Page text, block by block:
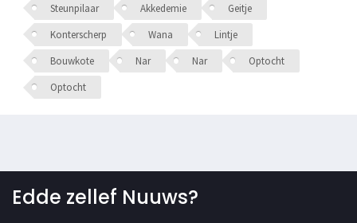
Steunpilaar Akkedemie
Geitje
Konterscherp
Wana
Lintje
Bouwkote
Nar Nar
Optocht
Optocht
Edde zellef Nuuws?